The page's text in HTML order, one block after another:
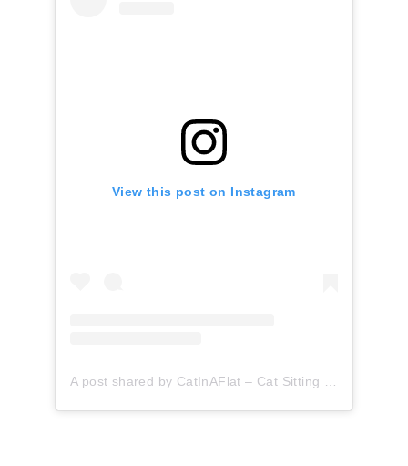
View this post on Instagram